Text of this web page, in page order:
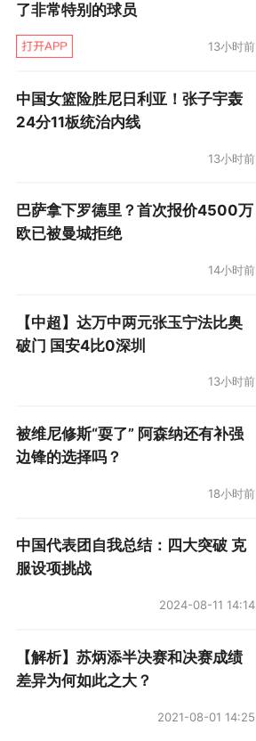
了非常特别的球员
13小时前
中国女篮险胜尼日利亚！张子宇轰
24分11板统治内线
13小时前
巴萨拿下罗德里？首次报价4500万
欧已被曼城拒绝
14小时前
【中超】达万中两元张玉宁法比奥
破门 国安4比0深圳
13小时前
被维尼修斯“耍了” 阿森纳还有补强
边锋的选择吗？
18小时前
中国代表团自我总结：四大突破 克
服设项挑战
2024-08-11 14:14
【解析】苏炳添半决赛和决赛成绩
差异为何如此之大？
2021-08-01 14:25